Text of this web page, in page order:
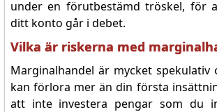
under en förutbestämd tröskel, för
ditt konto går i debet.
Vilka är riskerna med
Marginalhandel är mycket spekulativ
kan förlora mer än din första
att inte investera pengar som du